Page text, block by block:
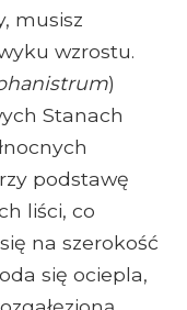
musisz
wzrostu.
)
Stanach
podstawę
liści, co
na szerokość
się ociepla,